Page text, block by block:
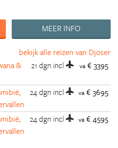
MEER INFO
bekijk alle reizen van Djoser
&
21 dgn incl va € 3395
24 dgn incl va € 3695
24 dgn incl va € 4595